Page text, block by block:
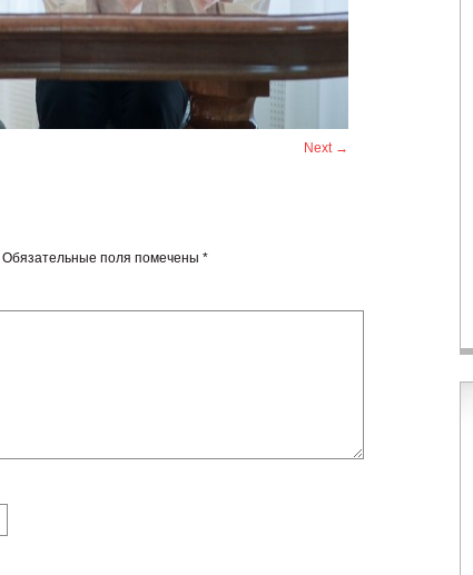
Next →
Обязательные поля помечены *